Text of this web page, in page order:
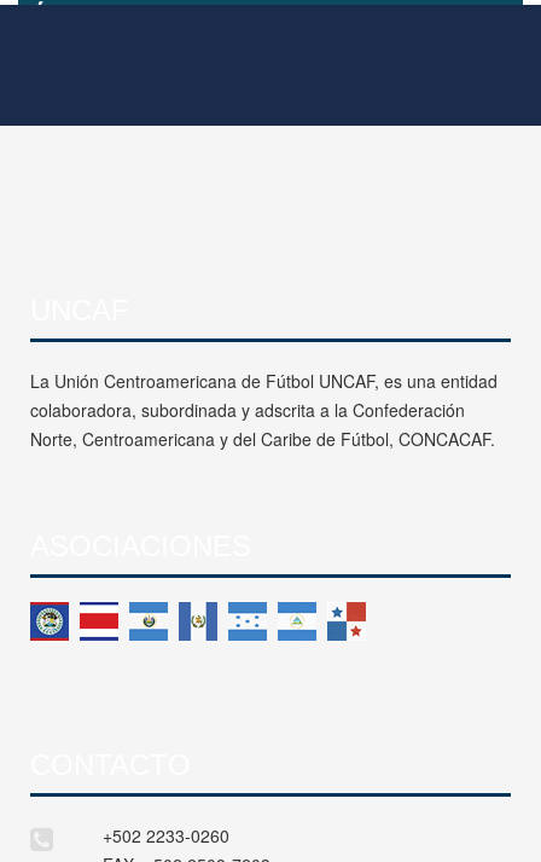
La Unión Centroamericana de Fútbol UNCAF, es una entidad
colaboradora, subordinada y adscrita a la Confederación
Norte, Centroamericana y del Caribe de Fútbol, CONCACAF.
+502 2233-0260